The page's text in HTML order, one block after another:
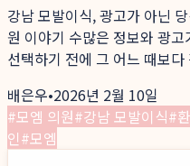
강남 모발이식, 광고가 아닌
원 이야기 수많은 정보와 광
선택하기 전에 그 어느 때보
배은우•2026년 2월 10일
#모엠 의원#강남 모발이식#
인#모엠